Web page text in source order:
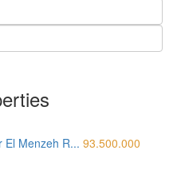
El Menzeh R... 93.500.000